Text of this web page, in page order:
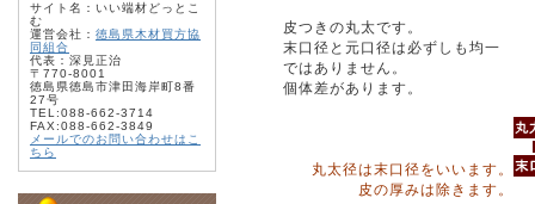
サイト名：いい端材どっとこ
む
運営会社： 徳島県木材買方協
同組合
代表：深見正治
〒770-8001
徳島県徳島市津田海岸町8番
27号
TEL:088-662-3714
FAX:088-662-3849
メールでのお問い合わせはこ
ちら
皮つきの丸太です。
末口径と元口径は必ずしも均一
ではありません。
個体差があります。
丸太径は末口径をいいます。
皮の厚みは除きます。